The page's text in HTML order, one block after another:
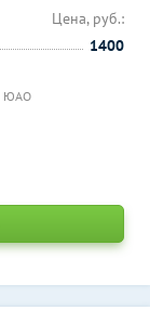
ЮАО
Цена, руб.:
1400